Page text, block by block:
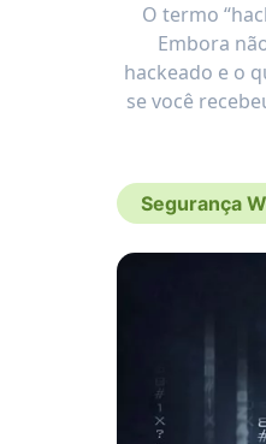
O termo
Embora
hackeado e o
se você
Segurança